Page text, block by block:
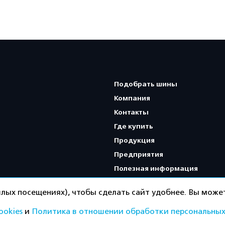
Подобрать шины
Компания
Контакты
Где купить
Продукция
Предприятия
Полезная информация
Политика
посещениях), чтобы сделать сайт удобнее. Вы
и Политика в отношении обработки